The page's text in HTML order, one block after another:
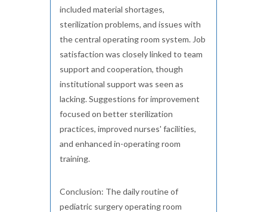
included material shortages,
sterilization problems, and issues with
the central operating room system. Job
satisfaction was closely linked to team
support and cooperation, though
institutional support was seen as
lacking. Suggestions for improvement
focused on better sterilization
practices, improved nurses' facilities,
and enhanced in-operating room
training.
Conclusion: The daily routine of
pediatric surgery operating room